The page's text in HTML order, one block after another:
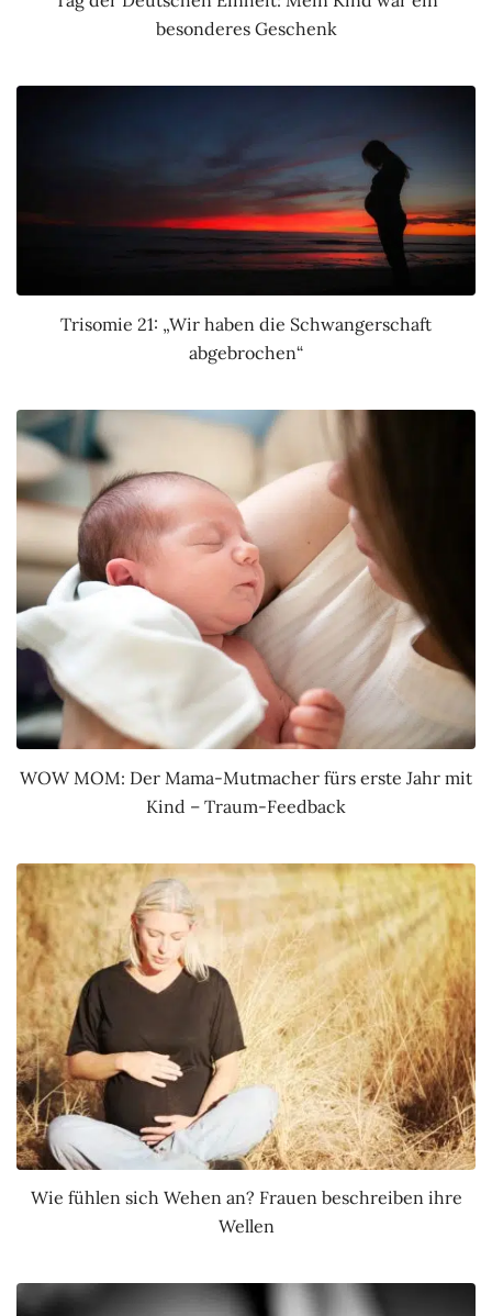
besonderes Geschenk
Trisomie 21: „Wir haben die Schwangerschaft
abgebrochen“
WOW MOM: Der Mama-Mutmacher fürs erste Jahr mit
Kind – Traum-Feedback
Wie fühlen sich Wehen an? Frauen beschreiben ihre
Wellen